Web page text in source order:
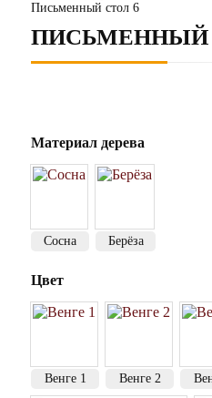
Письменный стол 6
ПИСЬМЕННЫЙ
Материал дерева
Сосна Берёза
Цвет
Венге 1 Венге 2